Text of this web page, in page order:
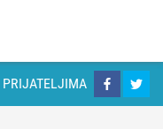
PRIJATELJIMA